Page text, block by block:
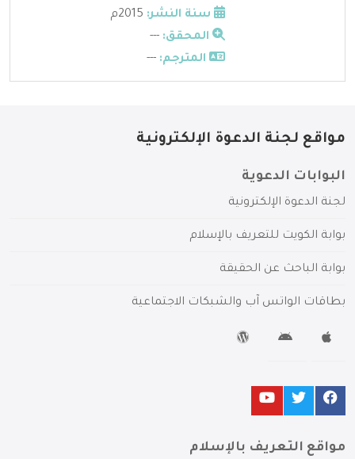
سنة النشر:
المحقق: ---
المترجم: ---
مواقع لجنة الدعوة الإلكترونية
البوابات الدعوية
لجنة الدعوة الإلكترونية
بوابة الكويت للتعريف بالإسلام
بوابة الباحث عن الحقيقة
بطاقات الواتس آب والشبكات الاجتماعية
مواقع التعريف بالإسلام